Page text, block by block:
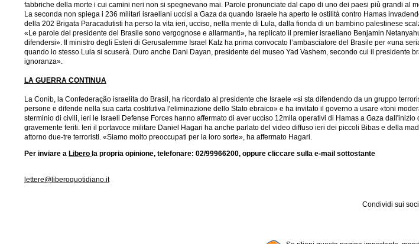
fabbriche della morte i cui camini neri non si spegnevano mai. Parole pronunciate dal capo di uno dei paesi più grandi al
La seconda non spiega i 236 militari israeliani uccisi a Gaza da quando Israele ha aperto le ostilità contro Hamas
della 202 Brigata Paracadutisti ha perso la vita ieri, ucciso, nella mente di Lula, dalla fionda di un bambino palestinese
«Le parole del presidente del Brasile sono vergognose e allarmanti», ha replicato il premier israeliano Benjamin
difendersi». Il ministro degli Esteri di Gerusalemme Israel Katz ha prima convocato l’ambasciatore del Brasile per «una
quando lo stesso Lula si scuserà. Duro anche Dani Dayan, presidente del museo Yad Vashem, secondo cui il
ignoranza».
LA GUERRA CONTINUA
La Conib, la Confederação israelita do Brasil, ha ricordato al presidente che Israele «si sta difendendo da un gruppo
persone e difende nella sua carta costitutiva l'eliminazione dello Stato ebraico» e ha invitato il governo a usare «toni
sterminio di civili, ieri le Israeli Defense Forces hanno affermato di aver ucciso 12mila operativi di Hamas a Gaza
gravemente feriti. Ieri il portavoce militare Daniel Hagari ha anche parlato del video diffuso ieri dei piccoli Bibas e della
attorno due-tre terroristi. «Siamo molto preoccupati per la loro sorte», ha affermato Hagari.
Per inviare a Libero la propria opinione, telefonare: 02/99966200, oppure cliccare sulla e-mail sottostante
lettere@liberoquotidiano.it
Condividi sui